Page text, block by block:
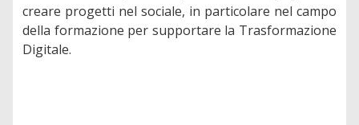
creare progetti nel sociale, in particolare nel campo
della formazione per supportare la Trasformazione
Digitale.